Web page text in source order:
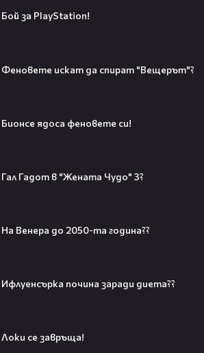
Бой за PlayStation!
Феновете искат да спират "Вещерът"?
Бионсе ядоса феновете си!
Гал Гадот в "Жената Чудо" 3?
На Венера до 2050-та година??
Ифлуенсърка почина заради диета??
Локи се завръща!
Плати ли FIFA милиони на
получава PC версията която
усещането за „Одисея“ на
Световното първенство по
футбол заедно с Мадона, Шакира